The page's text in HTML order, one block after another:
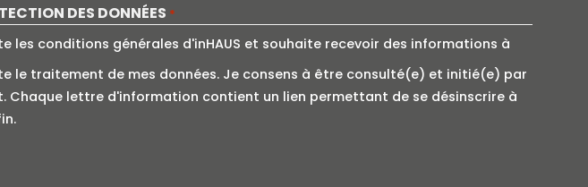
DES DONNÉES *
conditions générales d'inHAUS et souhaite recevoir des informations à
le traitement de mes données. Je consens à être consulté(e) et initié(e) par
lettre d'information contient un lien permettant de se désinscrire à